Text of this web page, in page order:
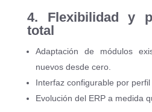
4. Flexibilidad y
total
Adaptación de módulos
nuevos desde cero.
Interfaz configurable por perfil
Evolución del ERP a medida